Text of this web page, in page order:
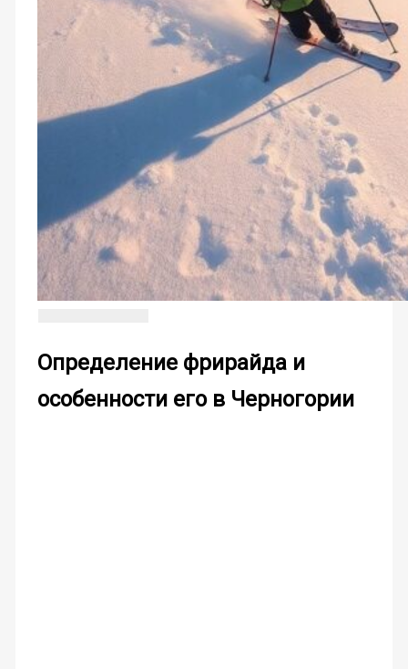
Определение фрирайда и
особенности его в Черногории